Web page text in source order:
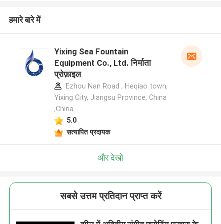
हमारे बारे में
Yixing Sea Fountain
Equipment Co., Ltd. निर्माता
प्रोफ़ाइल
Ezhou Nan Road , Heqiao town,
Yixing City, Jiangsu Province, China
,China
5.0
सत्यापित प्रदायक
और देखो
सबसे उत्तम प्रतिदान प्राप्त करें